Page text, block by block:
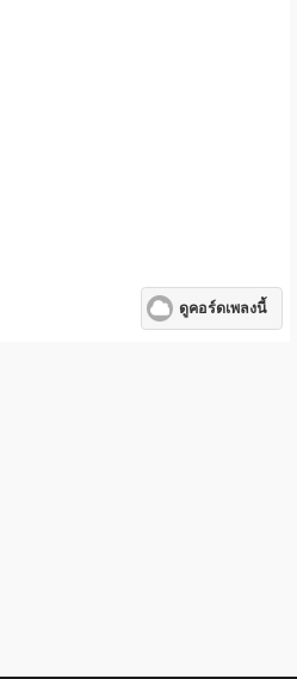
ดูคอร์ดเพลงนี้